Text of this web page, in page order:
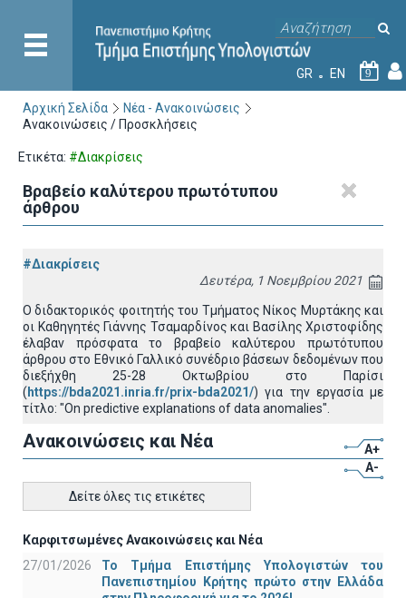
GR EN 9
Αρχική Σελίδα
Νέα - Ανακοινώσεις
Ανακοινώσεις / Προσκλήσεις
Ετικέτα: #Διακρίσεις
Bραβείο καλύτερου πρωτότυπου
άρθρου
#Διακρίσεις
Δευτέρα, 1 Νοεμβρίου 2021
O διδακτορικός φοιτητής του Τμήματος Νίκος Μυρτάκης και
οι Καθηγητές Γιάννης Τσαμαρδίνος και Βασίλης Χριστοφίδης
έλαβαν πρόσφατα το βραβείο καλύτερου πρωτότυπου
άρθρου στο Εθνικό Γαλλικό συνέδριο βάσεων δεδομένων που
διεξήχθη 25-28 Οκτωβρίου στο Παρίσι
( https://bda2021.inria.fr/prix-bda2021/) για την εργασία με
τίτλο: "On predictive explanations of data anomalies".
Ανακοινώσεις και Νέα
A+
A-
Δείτε όλες τις ετικέτες
Καρφιτσωμένες Ανακοινώσεις και Νέα
27/01/2026
Το Τμήμα Επιστήμης Υπολογιστών του
Πανεπιστημίου Κρήτης πρώτο στην Ελλάδα